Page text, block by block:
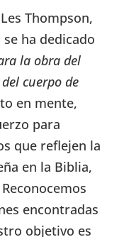
Thompson,
ha dedicado
la obra del
cuerpo de
en mente,
para
que reflejen la
en la Biblia,
encontradas
objetivo es